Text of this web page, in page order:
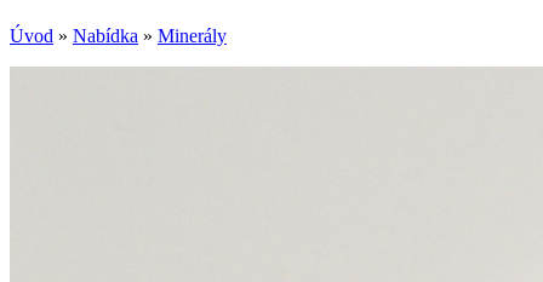
Úvod » Nabídka » Minerály